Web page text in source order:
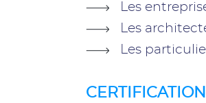
Les
Les
Les